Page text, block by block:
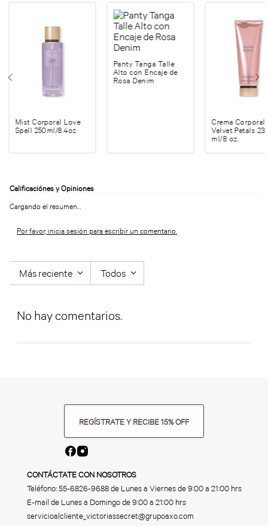
Mist Corporal Love
Spell 250ml/8.4oz
Panty Tanga Talle
Alto con Encaje de
Rosa Denim
Crema Corporal
Velvet Petals
ml/8 oz.
Cargando el resumen…
Por favor, inicia sesión para escribir un comentario.
Más reciente Todos
No hay comentarios.
REGÍSTRATE Y RECIBE 15% OFF
CONTÁCTATE CON NOSOTROS
Teléfono:55-6826-9688de Lunes a Viernes de 9:00 a 21:00 hrs
E-mail de Lunes a Domingo de 9:00 a 21:00 hrs
servicioalcliente_victoriassecret@grupoaxo.com